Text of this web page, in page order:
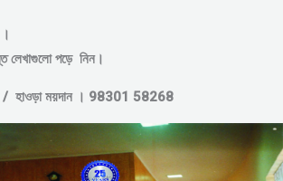
লেখাগুলো পড়ে নিন।
/ হাওড়া ময়দান । 98301 58268